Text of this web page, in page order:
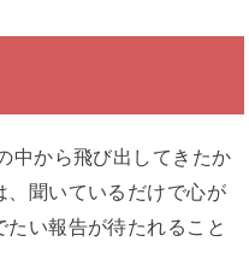
中から飛び出してきたか
、聞いているだけで心が
い報告が待たれること